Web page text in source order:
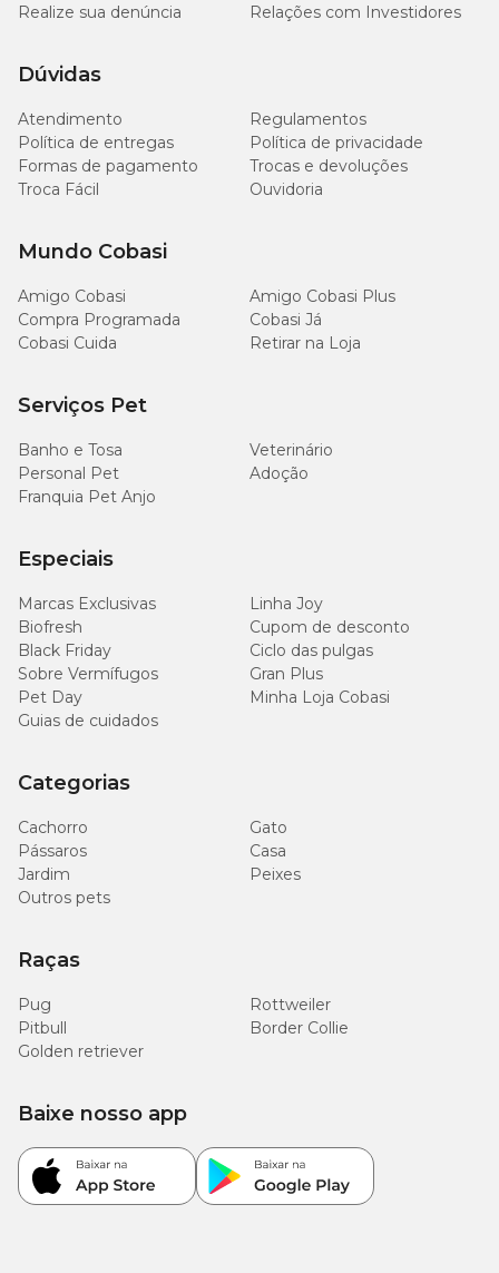
Realize sua denúncia
Relações com Investidores
Dúvidas
Atendimento
Regulamentos
Política de entregas
Política de privacidade
Formas de pagamento
Trocas e devoluções
Troca Fácil
Ouvidoria
Mundo Cobasi
Amigo Cobasi
Amigo Cobasi Plus
Compra Programada
Cobasi Já
Cobasi Cuida
Retirar na Loja
Serviços Pet
Banho e Tosa
Veterinário
Personal Pet
Adoção
Franquia Pet Anjo
Especiais
Marcas Exclusivas
Linha Joy
Biofresh
Cupom de desconto
Black Friday
Ciclo das pulgas
Sobre Vermífugos
Gran Plus
Pet Day
Minha Loja Cobasi
Guias de cuidados
Categorias
Cachorro
Gato
Pássaros
Casa
Jardim
Peixes
Outros pets
Raças
Pug
Rottweiler
Pitbull
Border Collie
Golden retriever
Baixe nosso app